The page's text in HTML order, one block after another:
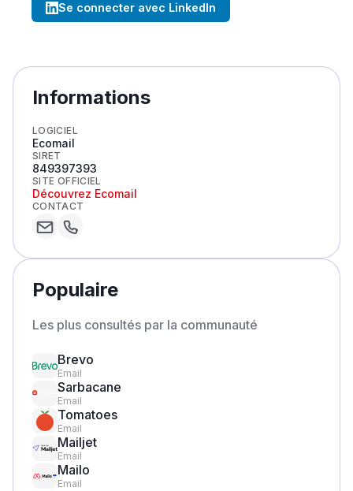
Se connecter avec LinkedIn
Informations
LOGICIEL
Ecomail
SIRET
849397393
SITE OFFICIEL
Découvrez Ecomail
CONTACT
Populaire
Les plus consultés par la communauté
Brevo
Email
Sarbacane
Email
Tomatoes
Email
Mailjet
Email
Mailo
Email